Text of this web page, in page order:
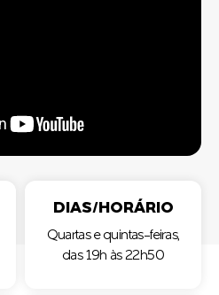
DIAS/HORÁRIO
Quartas e quintas-feiras,
das 19h às 22h50